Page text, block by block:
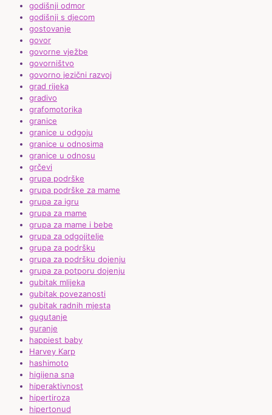
godišnji odmor
godišnji s djecom
gostovanje
govor
govorne vježbe
govorništvo
govorno jezični razvoj
grad rijeka
gradivo
grafomotorika
granice
granice u odgoju
granice u odnosima
granice u odnosu
grčevi
grupa podrške
grupa podrške za mame
grupa za igru
grupa za mame
grupa za mame i bebe
grupa za odgojitelje
grupa za podršku
grupa za podršku dojenju
grupa za potporu dojenju
gubitak mlijeka
gubitak povezanosti
gubitak radnih mjesta
gugutanje
guranje
happiest baby
Harvey Karp
hashimoto
higijena sna
hiperaktivnost
hipertiroza
hipertonud